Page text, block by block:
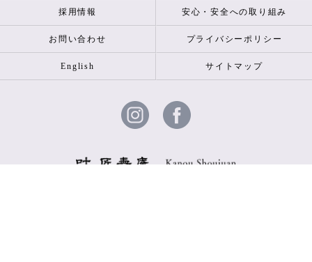
採用情報 安心・安全への取り組み
お問い合わせ プライバシーポリシー
English サイトマップ